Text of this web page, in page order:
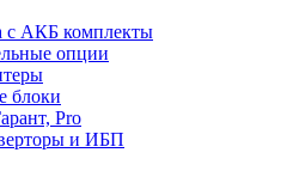
с АКБ комплекты
опции
блоки
Pro
и ИБП